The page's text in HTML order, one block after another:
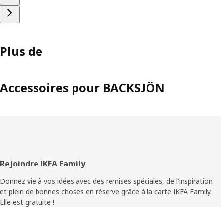
Plus de
Accessoires pour BACKSJÖN
Pied
de
page
Rejoindre IKEA Family
Donnez vie à vos idées avec des remises spéciales, de l'inspiration
et plein de bonnes choses en réserve grâce à la carte IKEA Family.
Elle est gratuite !